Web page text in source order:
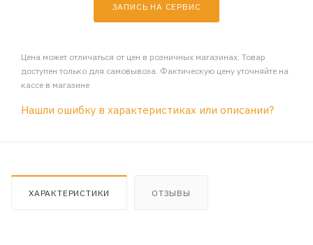
ЗАПИСЬ НА СЕРВИС
Цена может отличаться от цен в розничных магазинах. Товар
доступен только для самовывоза. Фактическую цену уточняйте на
кассе в магазине
Нашли ошибку в характеристиках или описании?
ХАРАКТЕРИСТИКИ ОТЗЫВЫ